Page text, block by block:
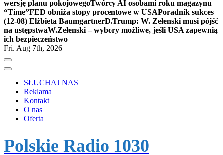
wersję planu pokojowegoTwórcy AI osobami roku magazynu
“Time”FED obniża stopy procentowe w USAPoradnik sukces
(12-08) Elżbieta BaumgartnerD.Trump: W. Zełenski musi pójść
na ustępstwaW.Zełenski – wybory możliwe, jeśli USA zapewnią
ich bezpieczeństwo
Fri. Aug 7th, 2026
SŁUCHAJ NAS
Reklama
Kontakt
O nas
Oferta
Polskie Radio 1030